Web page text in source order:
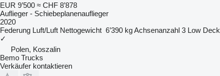
EUR 9’500 ≈ CHF 8’878
Auflieger - Schiebeplanenauflieger
2020
Federung Luft/Luft Nettogewicht 6’390 kgAchsenanzahl 3 Low Deck
✓
Polen, Koszalin
Bemo Trucks
Verkäufer kontaktieren